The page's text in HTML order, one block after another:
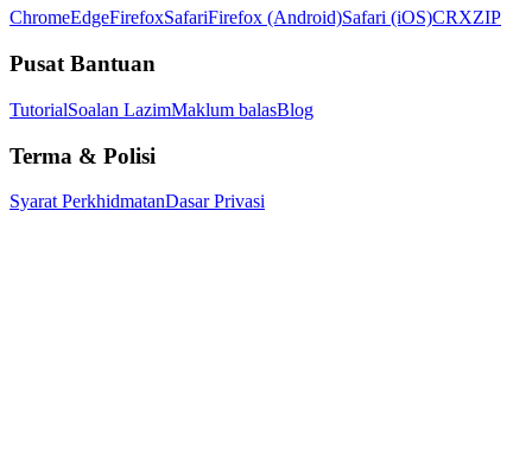
ChromeEdgeFirefoxSafariFirefox (Android)Safari (iOS)CRXZIP
Pusat Bantuan
TutorialSoalan LazimMaklum balasBlog
Terma & Polisi
Syarat PerkhidmatanDasar Privasi